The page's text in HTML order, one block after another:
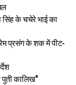
सिंह के चचेरे भाई का
प्रसंग के शक में पीट-
कालिख*